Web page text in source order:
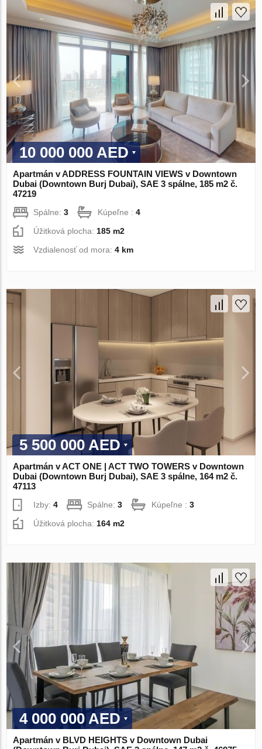
10 000 000 AED
Apartmán v ADDRESS FOUNTAIN VIEWS v Downtown
Dubai (Downtown Burj Dubai), SAE 3 spálne, 185 m2 č.
47219
Spálne:3 Kúpeľne :4
Úžitková plocha:185 m2
Vzdialenosť od mora:4 km
5 500 000 AED
Apartmán v ACT ONE | ACT TWO TOWERS v Downtown
Dubai (Downtown Burj Dubai), SAE 3 spálne, 164 m2 č.
47113
Izby:4 Spálne:3 Kúpeľne :3
Úžitková plocha: 164 m2
4 000 000 AED
Apartmán v BLVD HEIGHTS v Downtown Dubai